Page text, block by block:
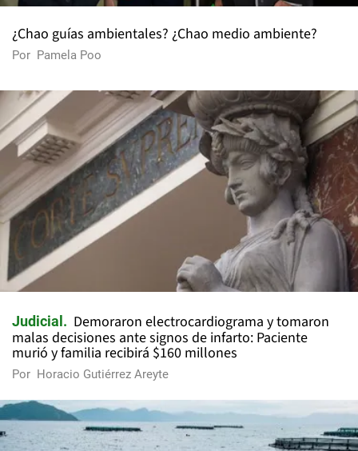
¿Chao guías ambientales? ¿Chao medio ambiente?
Por Pamela Poo
Judicial
Demoraron electrocardiograma y tomaron
malas decisiones ante signos de infarto: Paciente
murió y familia recibirá $160 millones
Por Horacio Gutiérrez Areyte